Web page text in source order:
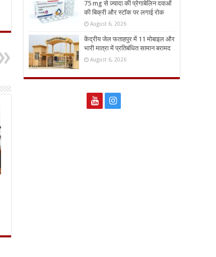
75 mg से ज़्यादा की प्रेगाबेलिन दवाओं
की बिक्री और स्टॉक पर लगाई रोक
August 6, 2026
केंद्रीय जेल फताहपुर में 11 मोबाइल और
भारी मात्रा में प्रतिबंधित सामान बरामद
August 6, 2026